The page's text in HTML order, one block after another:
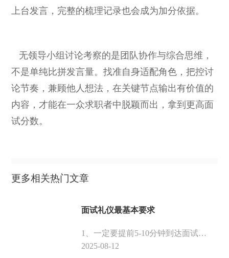
上台发言，完整的梳理记录也会成为加分依据。
无领导小组讨论考察的是团队协作与综合思维，
不是单纯比拼发言量。找准自身适配角色，把控讨
论节奏，兼顾他人想法，在关键节点输出有价值的
内容，才能在一众求职者中脱颖而出，拿到更高面
试分数。
更多相关热门文章
面试礼仪最基本要求
1、一定要提前5-10分钟到达面试地点，以表示求职者的诚意。2、外在形象不要盲目赶时髦，服饰稍微正规一点。好的形象和礼仪对求职面试成功有很大的帮助，这是求职者给企业的最直观也最重要的印象。主要是整齐与清洁。
2025-08-12